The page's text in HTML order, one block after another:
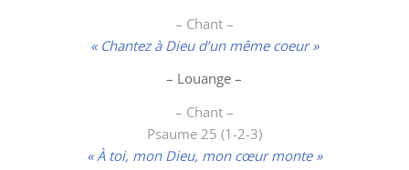
– Chant –
« Chantez à Dieu d’un même coeur »
– Louange–
– Chant –
Psaume 25 (1-2-3)
« À toi, mon Dieu, mon cœur monte »